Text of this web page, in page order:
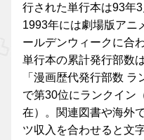
行された単行本は93年
1993年には劇場版アニ
ールデンウィークに合
単行本の累計発行部数
「漫画歴代発行部数
で第30位にランクイン
在）。関連図書や海外
ツ収入を合わせると文